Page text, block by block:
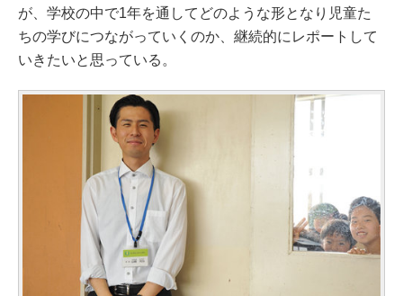
が、学校の中で1年を通してどのような形となり児童た
ちの学びにつながっていくのか、継続的にレポートして
いきたいと思っている。